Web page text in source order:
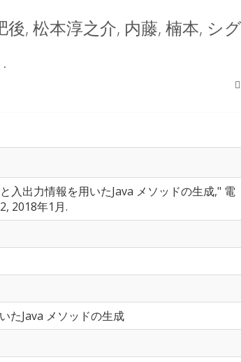
後, 松本淳之介, 内藤, 楠本, シ
入出力情報を用いたJava メソッドの生成," 電
2018年1月.
たJava メソッドの生成